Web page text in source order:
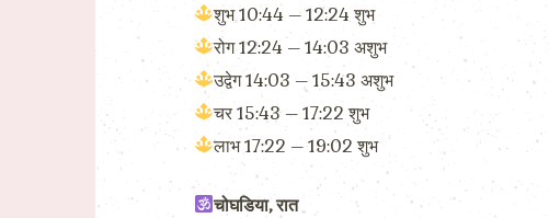
शुभ 10:44 – 12:24 शुभ
रोग 12:24 – 14:03 अशुभ
उद्वेग 14:03 – 15:43 अशुभ
चर 15:43 – 17:22 शुभ
लाभ 17:22 – 19:02 शुभ
चोघडिया, रात